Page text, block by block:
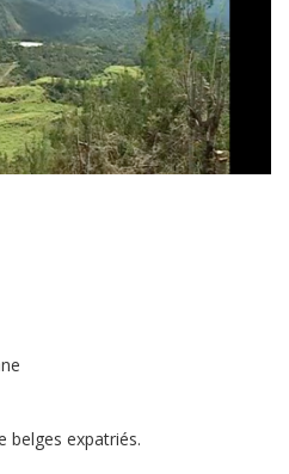
belges expatriés.